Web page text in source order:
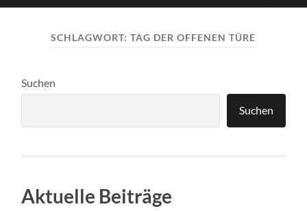
Menü
SCHLAGWORT:TAG DER OFFENEN TÜRE
Suchen
Suchen
Aktuelle Beiträge